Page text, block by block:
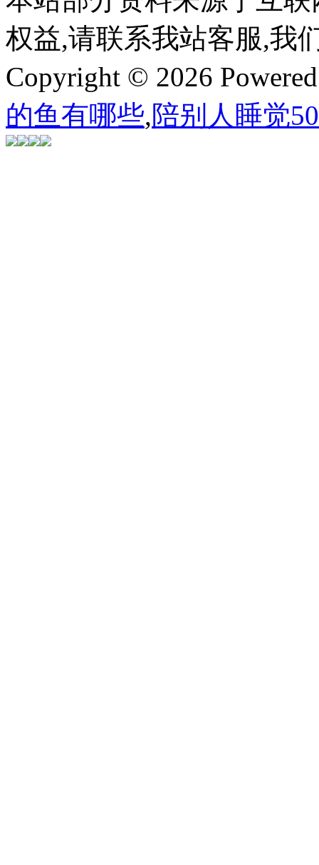
权益,请联系我站客服,我
Copyright © 2026
的鱼有哪些,陪别人睡觉